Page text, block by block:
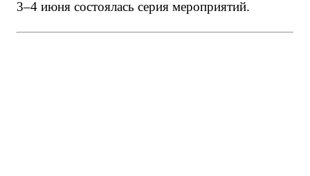
3–4 июня состоялась серия мероприятий.